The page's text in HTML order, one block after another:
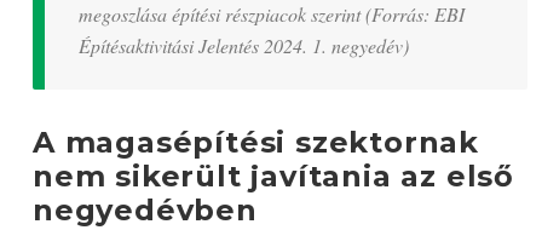
megoszlása építési részpiacok szerint (Forrás: EBI
Építésaktivitási Jelentés 2024. 1. negyedév)
A magasépítési szektornak
nem sikerült javítania az első
negyedévben